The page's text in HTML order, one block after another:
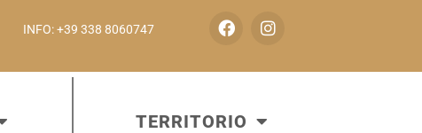
INFO: +39 338 8060747
TERRITORIO